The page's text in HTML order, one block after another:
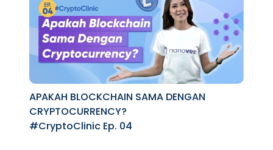
APAKAH BLOCKCHAIN SAMA DENGAN
CRYPTOCURRENCY?
#CryptoClinic Ep. 04